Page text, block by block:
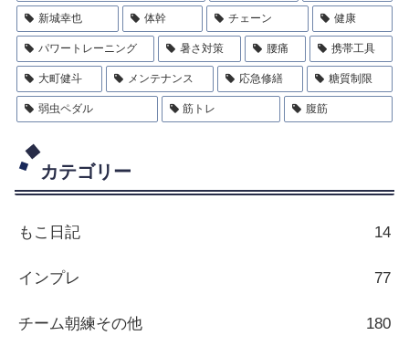
新城幸也 体幹 チェーン 健康
パワートレーニング 暑さ対策 腰痛 携帯工具
大町健斗 メンテナンス 応急修繕 糖質制限
弱虫ペダル 筋トレ 腹筋
カテゴリー
もこ日記 14
インプレ 77
チーム朝練その他 180